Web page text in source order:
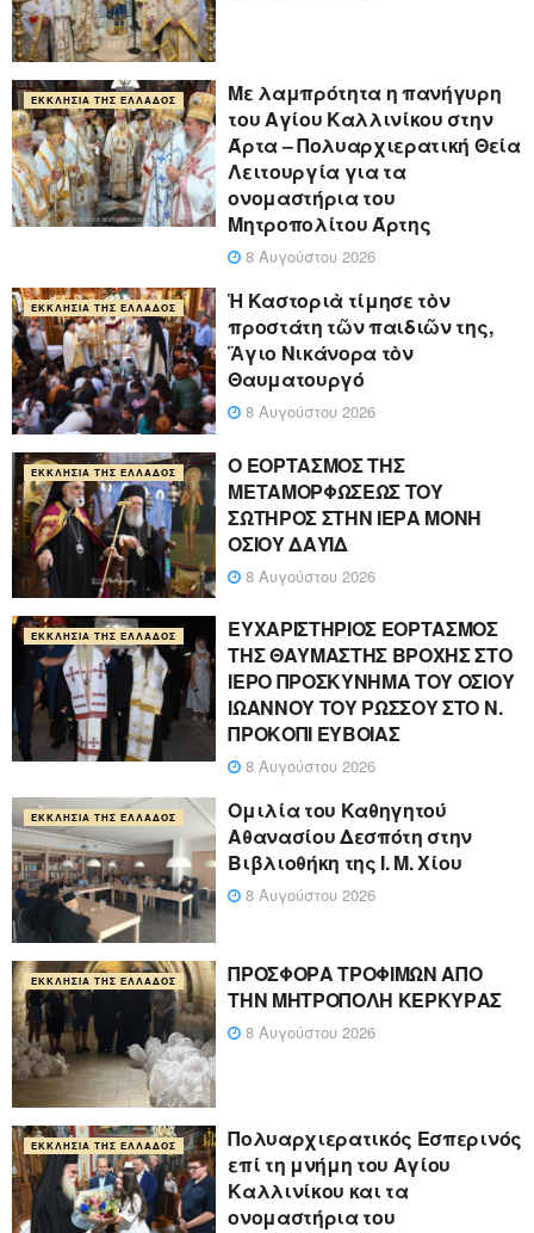
ΕΚΚΛΗΣΊΑ ΤΗΣ ΕΛΛΆΔΟΣ
Με λαμπρότητα η πανήγυρη
του Αγίου Καλλινίκου στην
Άρτα – Πολυαρχιερατική Θεία
Λειτουργία για τα
ονομαστήρια του
Μητροπολίτου Άρτης
8 Αυγούστου 2026
ΕΚΚΛΗΣΊΑ ΤΗΣ ΕΛΛΆΔΟΣ
Ἡ Καστοριὰ τίμησε τὸν
προστάτη τῶν παιδιῶν της,
Ἅγιο Νικάνορα τὸν
Θαυματουργό
8 Αυγούστου 2026
ΕΚΚΛΗΣΊΑ ΤΗΣ ΕΛΛΆΔΟΣ
Ο ΕΟΡΤΑΣΜΟΣ ΤΗΣ
ΜΕΤΑΜΟΡΦΩΣΕΩΣ ΤΟΥ
ΣΩΤΗΡΟΣ ΣΤΗΝ ΙΕΡΑ ΜΟΝΗ
ΟΣΙΟΥ ΔΑΥΪΔ
8 Αυγούστου 2026
ΕΚΚΛΗΣΊΑ ΤΗΣ ΕΛΛΆΔΟΣ
ΕΥΧΑΡΙΣΤΗΡΙΟΣ ΕΟΡΤΑΣΜΟΣ
ΤΗΣ ΘΑΥΜΑΣΤΗΣ ΒΡΟΧΗΣ ΣΤΟ
ΙΕΡΟ ΠΡΟΣΚΥΝΗΜΑ ΤΟΥ ΟΣΙΟΥ
ΙΩΑΝΝΟΥ ΤΟΥ ΡΩΣΣΟΥ ΣΤΟ Ν.
ΠΡΟΚΟΠΙ ΕΥΒΟΙΑΣ
8 Αυγούστου 2026
ΕΚΚΛΗΣΊΑ ΤΗΣ ΕΛΛΆΔΟΣ
Ομιλία του Καθηγητού
Αθανασίου Δεσπότη στην
Βιβλιοθήκη της Ι. Μ. Χίου
8 Αυγούστου 2026
ΕΚΚΛΗΣΊΑ ΤΗΣ ΕΛΛΆΔΟΣ
ΠΡΟΣΦΟΡΑ ΤΡΟΦΙΜΩΝ ΑΠΟ
ΤΗΝ ΜΗΤΡΟΠΟΛΗ ΚΕΡΚΥΡΑΣ
8 Αυγούστου 2026
ΕΚΚΛΗΣΊΑ ΤΗΣ ΕΛΛΆΔΟΣ
Πολυαρχιερατικός Εσπερινός
επί τη μνήμη του Αγίου
Καλλινίκου και τα
ονομαστήρια του